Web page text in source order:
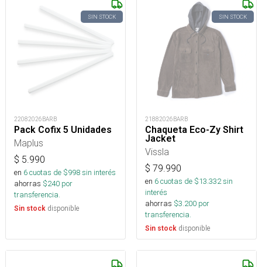
SIN STOCK
22082026BARB
Pack Cofix 5 Unidades
Maplus
$ 5.990
en 6cuotas de $998sin interés
ahorras $240 por
transferencia.
Sin stock disponible
SIN STOCK
21882026BARB
Chaqueta Eco-Zy Shirt
Jacket
Vissla
$ 79.990
en 6cuotas de $13.332sin
interés
ahorras $3.200 por
transferencia.
Sin stock disponible